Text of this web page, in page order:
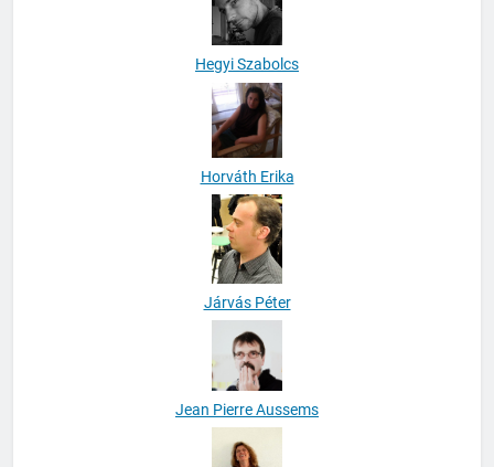
Hegyi Szabolcs
Horváth Erika
Járvás Péter
Jean Pierre Aussems